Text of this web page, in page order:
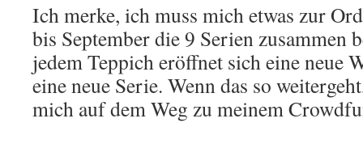
Ich merke, ich muss mich etwas zur
bis September die 9 Serien zusammen
jedem Teppich eröffnet sich eine neue
eine neue Serie. Wenn das so
mich auf dem Weg zu meinem